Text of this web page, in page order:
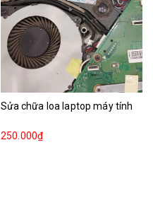
Sửa chữa loa laptop máy tính
250.000₫